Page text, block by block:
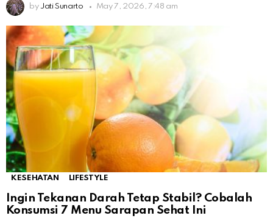
by Jati Sunarto May 7, 2026, 7:48 am
KESEHATAN LIFESTYLE
Ingin Tekanan Darah Tetap Stabil? Cobalah
Konsumsi 7 Menu Sarapan Sehat Ini